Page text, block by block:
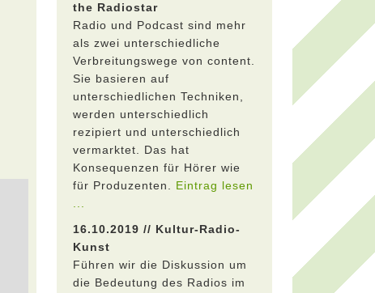
the Radiostar
Radio und Podcast sind mehr
als zwei unterschiedliche
Verbreitungswege von content.
Sie basieren auf
unterschiedlichen Techniken,
werden unterschiedlich
rezipiert und unterschiedlich
vermarktet. Das hat
Konsequenzen für Hörer wie
für Produzenten. Eintrag lesen
16.10.2019 // Kultur-Radio-
Kunst
Führen wir die Diskussion um
die Bedeutung des Radios im